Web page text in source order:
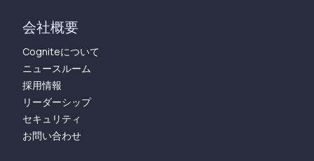
会社概要
Cogniteについて
ニュースルーム
採用情報
リーダーシップ
セキュリティ
お問い合わせ